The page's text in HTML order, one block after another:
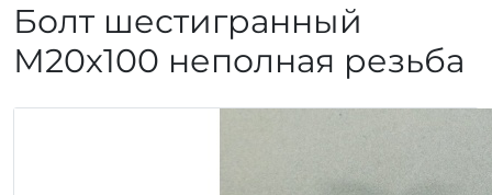
Болт шестигранный
М20х100 неполная резьба